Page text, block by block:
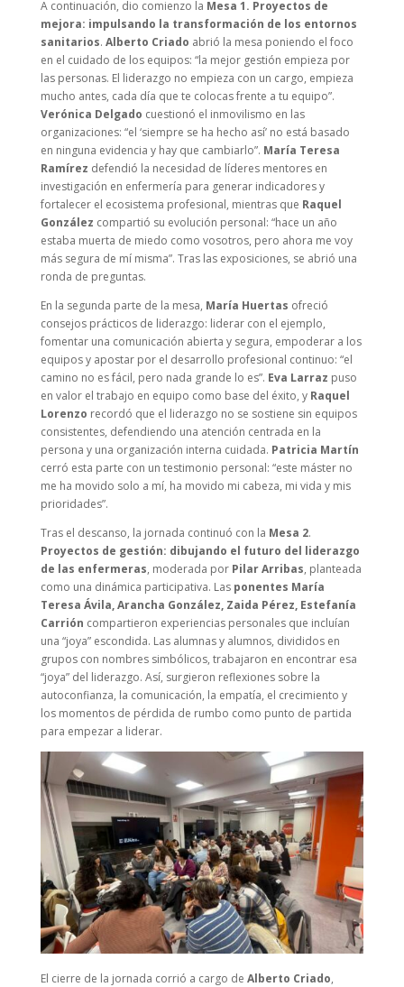
A continuación, dio comienzo la Mesa 1. Proyectos de
mejora: impulsando la transformación de los entornos
sanitarios. Alberto Criado abrió la mesa poniendo el foco
en el cuidado de los equipos: “la mejor gestión empieza por
las personas. El liderazgo no empieza con un cargo, empieza
mucho antes, cada día que te colocas frente a tu equipo”.
Verónica Delgado cuestionó el inmovilismo en las
organizaciones: “el ‘siempre se ha hecho así’ no está basado
en ninguna evidencia y hay que cambiarlo”. María Teresa
Ramírez defendió la necesidad de líderes mentores en
investigación en enfermería para generar indicadores y
fortalecer el ecosistema profesional, mientras que Raquel
González compartió su evolución personal: “hace un año
estaba muerta de miedo como vosotros, pero ahora me voy
más segura de mí misma”. Tras las exposiciones, se abrió una
ronda de preguntas.
En la segunda parte de la mesa, María Huertas ofreció
consejos prácticos de liderazgo: liderar con el ejemplo,
fomentar una comunicación abierta y segura, empoderar a los
equipos y apostar por el desarrollo profesional continuo: “el
camino no es fácil, pero nada grande lo es”. Eva Larraz puso
en valor el trabajo en equipo como base del éxito, y Raquel
Lorenzo recordó que el liderazgo no se sostiene sin equipos
consistentes, defendiendo una atención centrada en la
persona y una organización interna cuidada. Patricia Martín
cerró esta parte con un testimonio personal: “este máster no
me ha movido solo a mí, ha movido mi cabeza, mi vida y mis
prioridades”.
Tras el descanso, la jornada continuó con la Mesa 2.
Proyectos de gestión: dibujando el futuro del liderazgo
de las enfermeras, moderada por Pilar Arribas, planteada
como una dinámica participativa. Las ponentes María
Teresa Ávila, Arancha González, Zaida Pérez, Estefanía
Carrión compartieron experiencias personales que incluían
una “joya” escondida. Las alumnas y alumnos, divididos en
grupos con nombres simbólicos, trabajaron en encontrar esa
“joya” del liderazgo. Así, surgieron reflexiones sobre la
autoconfianza, la comunicación, la empatía, el crecimiento y
los momentos de pérdida de rumbo como punto de partida
para empezar a liderar.
El cierre de la jornada corrió a cargo de Alberto Criado,